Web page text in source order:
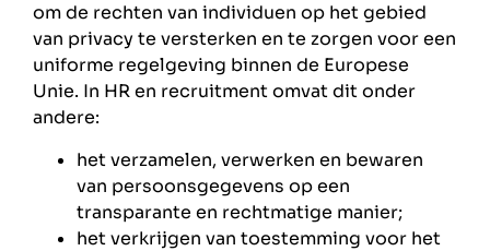
om de rechten van individuen op het gebied
van privacy te versterken en te zorgen voor een
uniforme regelgeving binnen de Europese
Unie. In HR en recruitment omvat dit onder
andere:
het verzamelen, verwerken en bewaren
van persoonsgegevens op een
transparante en rechtmatige manier;
het verkrijgen van toestemming voor het